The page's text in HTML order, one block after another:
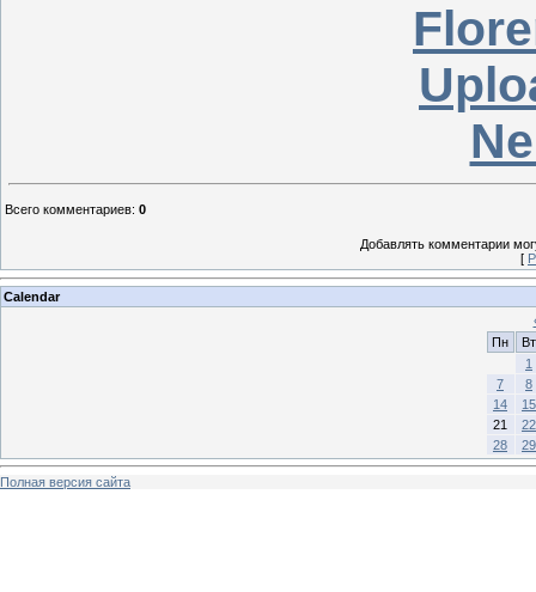
Всего комментариев: 0
Добавлять комментарии
[
Calendar
Пн
Вт
1
7
8
14
15
21
22
28
29
Полная версия сайта